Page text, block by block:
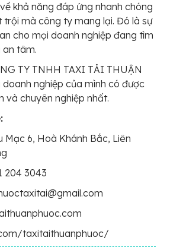
khả năng đáp ứng nhanh chóng
mà công ty mang lại. Đó là sự
cho mọi doanh nghiệp đang tìm
an tâm.
TY TNHH TAXI TẢI THUẬN
doanh nghiệp của mình có được
và chuyên nghiệp nhất.
Mạc 6, Hoà Khánh Bắc, Liên
204 3043
taxitaithuanphuoc/